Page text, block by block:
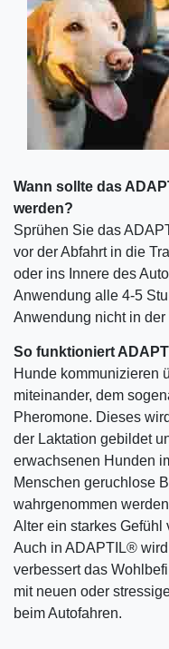
Wann sollte das
werden?
Sprühen Sie das
vor der Abfahrt in die
oder ins Innere des
Anwendung alle 4-5
Anwendung nicht in der
So funktioniert
Hunde kommunizieren
miteinander, dem
Pheromone. Dieses
der Laktation gebildet
erwachsenen Hunden
Menschen geruchlose
wahrgenommen
Alter ein starkes Gefühl
Auch in ADAPTIL®
verbessert das
mit neuen oder
beim Autofahren.